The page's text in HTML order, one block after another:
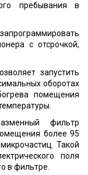
пребывания в
с отсрочкой,
запустить
оборотах
помещения
фильтр
более 95
Такой
поля
в фильтре.